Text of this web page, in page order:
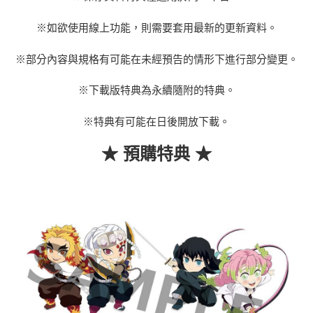
※如欲使用線上功能，則需要套用最新的更新資料。
※部分內容與規格有可能在未經預告的情形下進行部分變更。
※下載版特典為永續隨附的特典。
※特典有可能在日後開放下載。
★ 預購特典 ★